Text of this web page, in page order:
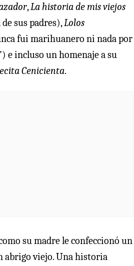
,La historia de mis viejos
sus padres),Lolos
fui marihuanero ni nada por
e incluso un homenaje a su
Cenicienta.
su madre le confeccionó un
abrigo viejo. Una historia